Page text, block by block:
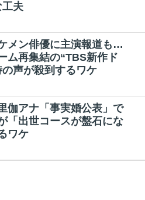
工夫
メン俳優に主演報道も…
ム再集結の“TBS新作ド
の声が殺到するワケ
伽アナ「事実婚公表」で
「出世コースが盤石にな
ワケ